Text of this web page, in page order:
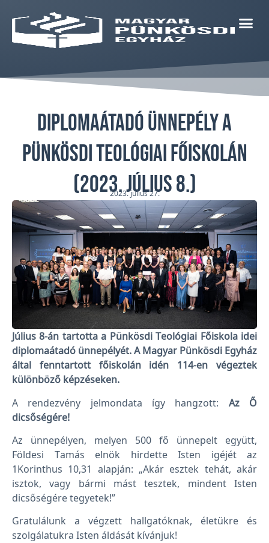
Diplomaátadó ünnepély a
Pünkösdi Teológiai Főiskolán
(2023. július 8.)
2023. július 27.
Július 8-án tartotta a Pünkösdi Teológiai Főiskola idei
diplomaátadó ünnepélyét. A Magyar Pünkösdi Egyház
által fenntartott főiskolán idén 114-en végeztek
különböző képzéseken.
A rendezvény jelmondata így hangzott: Az Ő
dicsőségére!
Az ünnepélyen, melyen 500 fő ünnepelt együtt,
Földesi Tamás elnök hirdette Isten igéjét az
1Korinthus 10,31 alapján: „Akár esztek tehát, akár
isztok, vagy bármi mást tesztek, mindent Isten
dicsőségére tegyetek!”
Gratulálunk a végzett hallgatóknak, életükre és
szolgálatukra Isten áldását kívánjuk!